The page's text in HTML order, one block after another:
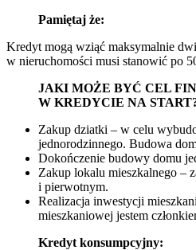
Pamiętaj że:
Kredyt mogą wziąć maksymalnie
w nieruchomości musi stanowić po
JAKI MOŻE BYĆ CEL
W KREDYCIE NA
Zakup dziatki – w celu
jednorodzinnego. Budowa
Dokończenie budowy domu
Zakup lokalu mieszkalnego –
i pierwotnym.
Realizacja inwestycji
mieszkaniowej jestem
Kredyt konsumpcyjny: